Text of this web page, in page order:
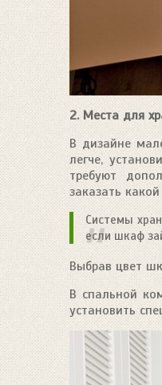
2. Места для
В дизайне
легче,
требуют
заказать
Системы
если шкаф
Выбрав цвет
В спальной
установить